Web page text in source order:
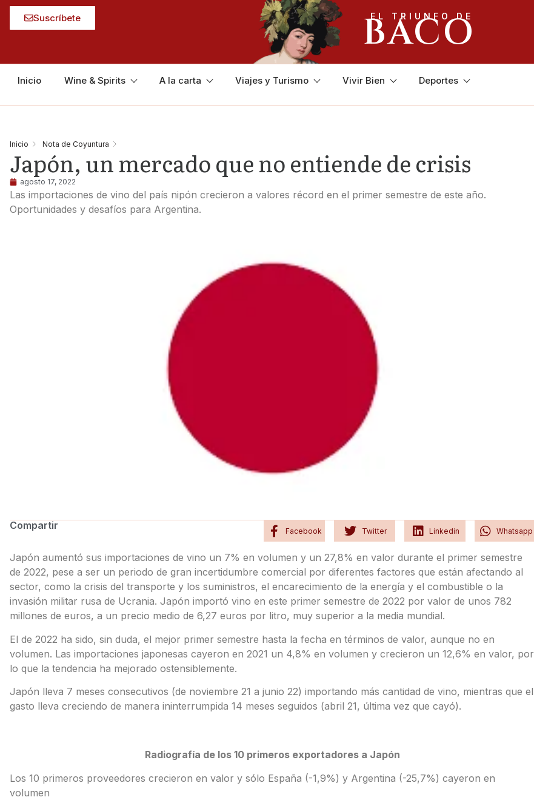
Suscríbete EL TRIUNFO DE
BACO
Inicio Wine & Spirits A la carta Viajes y Turismo Vivir Bien Deportes
Inicio Nota de Coyuntura
Japón, un mercado que no entiende de crisis
agosto 17, 2022
Las importaciones de vino del país nipón crecieron a valores récord en el primer semestre de este año.
Oportunidades y desafíos para Argentina.
Compartir Facebook Twitter Linkedin Whatsapp
Japón aumentó sus importaciones de vino un 7% en volumen y un 27,8% en valor durante el primer semestre
de 2022, pese a ser un periodo de gran incertidumbre comercial por diferentes factores que están afectando al
sector, como la crisis del transporte y los suministros, el encarecimiento de la energía y el combustible o la
invasión militar rusa de Ucrania. Japón importó vino en este primer semestre de 2022 por valor de unos 782
millones de euros, a un precio medio de 6,27 euros por litro, muy superior a la media mundial.
El de 2022 ha sido, sin duda, el mejor primer semestre hasta la fecha en términos de valor, aunque no en
volumen. Las importaciones japonesas cayeron en 2021 un 4,8% en volumen y crecieron un 12,6% en valor, por
lo que la tendencia ha mejorado ostensiblemente.
Japón lleva 7 meses consecutivos (de noviembre 21 a junio 22) importando más cantidad de vino, mientras que el
gasto lleva creciendo de manera ininterrumpida 14 meses seguidos (abril 21, última vez que cayó).
Radiografía de los 10 primeros exportadores a Japón
Los 10 primeros proveedores crecieron en valor y sólo España (-1,9%) y Argentina (-25,7%) cayeron en
volumen